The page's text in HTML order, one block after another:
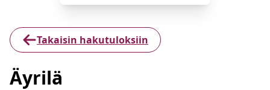
Takaisin hakutuloksiin
Äyrilä